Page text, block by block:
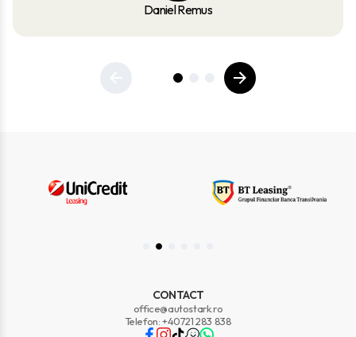
Daniel Remus
CONTACT
office@autostark.ro
Telefon: +40721 283 838